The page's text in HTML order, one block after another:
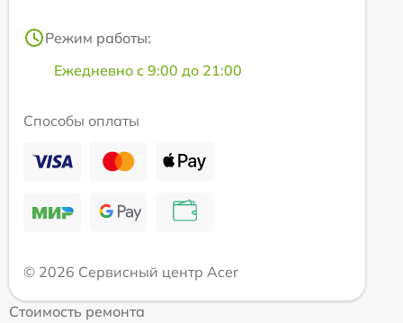
Режим работы:
Ежедневно с 9:00 до 21:00
Способы оплаты
© 2026 Сервисный центр Acer
Стоимость ремонта